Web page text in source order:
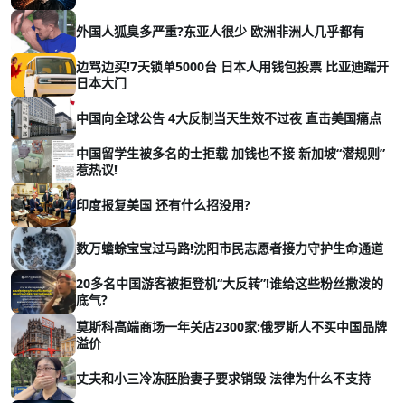
外国人狐臭多严重?东亚人很少 欧洲非洲人几乎都有
边骂边买!7天锁单5000台 日本人用钱包投票 比亚迪踹开
日本大门
中国向全球公告 4大反制当天生效不过夜 直击美国痛点
中国留学生被多名的士拒载 加钱也不接 新加坡“潜规则”
惹热议!
印度报复美国 还有什么招没用?
数万蟾蜍宝宝过马路!沈阳市民志愿者接力守护生命通道
20多名中国游客被拒登机“大反转”!谁给这些粉丝撒泼的
底气?
莫斯科高端商场一年关店2300家:俄罗斯人不买中国品牌
溢价
丈夫和小三冷冻胚胎妻子要求销毁 法律为什么不支持